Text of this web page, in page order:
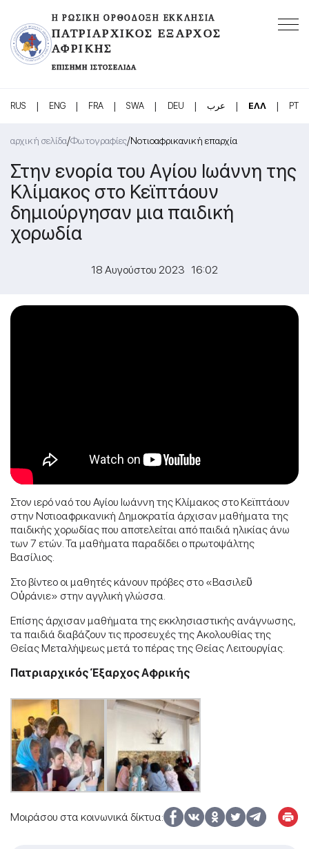
Η ΡΩΣΙΚΉ ΟΡΘΌΔΟΞΗ ΕΚΚΛΗΣΊΑ
ΠΑΤΡΙΑΡΧΙΚΌΣ ΈΞΑΡΧΟΣ
ΑΦΡΙΚΉΣ
ΕΠΊΣΗΜΗ ΙΣΤΟΣΕΛΊΔΑ
RUS | ENG | FRA | SWA | DEU | عرب | ΕΛΛ | PT
αρχική σελίδα/Φωτογραφίες/Νοτιοαφρικανική επαρχία
Στην ενορία του Αγίου Ιωάννη της
Κλίμακος στο Κεϊπτάουν
δημιούργησαν μια παιδική
χορωδία
18 Αυγούστου 2023 16:02
Στον ιερό ναό του Αγίου Ιωάννη της Κλίμακος στο Κεϊπτάουν
στην Νοτιοαφρικανική Δημοκρατία άρχισαν μαθήματα της
παιδικής χορωδίας που αποτελείται από παιδιά ηλικίας άνω
των 7 ετών. Τα μαθήματα παραδίδει ο πρωτοψάλτης
Βασίλιος.
Στο βίντεο οι μαθητές κάνουν πρόβες στο «Βασιλεῦ
Οὐράνιε» στην αγγλική γλώσσα.
Επίσης άρχισαν μαθήματα της εκκλησιαστικής ανάγνωσης,
τα παιδιά διαβάζουν τις προσευχές της Ακολουθίας της
Θείας Μεταλήψεως μετά το πέρας της Θείας Λειτουργίας.
Πατριαρχικός Έξαρχος Αφρικής
Μοιράσου στα κοινωνικά δίκτυα: